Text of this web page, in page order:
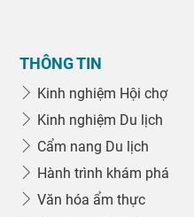
THÔNG TIN
Kinh nghiệm Hội chợ
Kinh nghiệm Du lịch
Cẩm nang Du lịch
Hành trình khám phá
Văn hóa ẩm thực